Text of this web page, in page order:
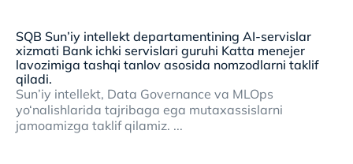
SQB Sun’iy intellekt departamentining AI-servislar
xizmati Bank ichki servislari guruhi Katta menejer
lavozimiga tashqi tanlov asosida nomzodlarni taklif
qiladi.
Sun’iy intellekt, Data Governance va MLOps
yo‘nalishlarida tajribaga ega mutaxassislarni
jamoamizga taklif qilamiz. ...